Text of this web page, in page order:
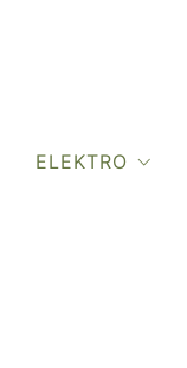
ELEKTRO